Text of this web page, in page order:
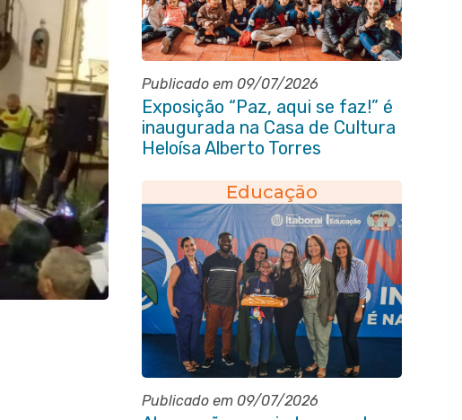
Publicado em 09/07/2026
Exposição “Paz, aqui se faz!” é
inaugurada na Casa de Cultura
Heloísa Alberto Torres
Educação
Publicado em 09/07/2026